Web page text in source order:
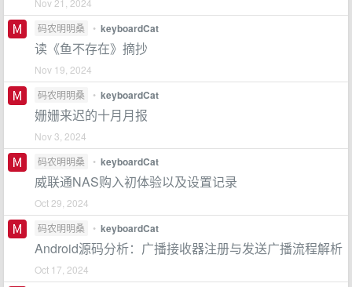
Nov 21, 2024
码农明明桑
• keyboardCat
读《鱼不存在》摘抄
Nov 19, 2024
码农明明桑
• keyboardCat
姗姗来迟的十月月报
Nov 3, 2024
码农明明桑
• keyboardCat
威联通NAS购入初体验以及设置记录
Oct 29, 2024
码农明明桑
• keyboardCat
Android源码分析：广播接收器注册与发送广播流程解析
Oct 17, 2024